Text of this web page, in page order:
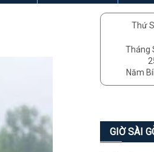
Thứ
Tháng
Năm
GIỜ SÀI